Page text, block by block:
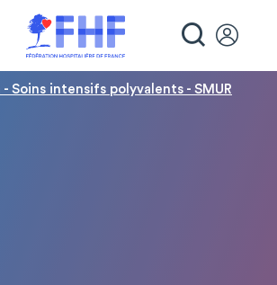
- Soins intensifs polyvalents - SMUR
des cookies